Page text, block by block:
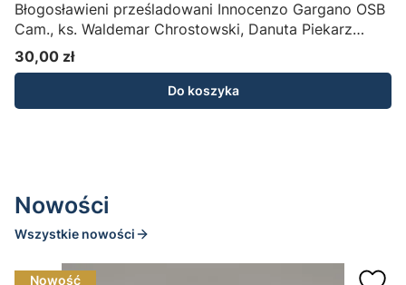
Błogosławieni prześladowani Innocenzo Gargano OSB
Cam., ks. Waldemar Chrostowski, Danuta Piekarz
(płyta MP3)
Cena
30,00 zł
Do koszyka
Nowości
Wszystkie nowości
Nowość